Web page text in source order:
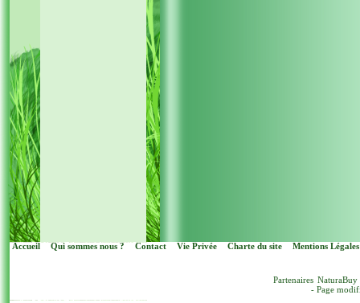
Accueil Qui sommes nous ? Contact Vie Privée Charte du site Mentions Légales
Partenaires NaturaBuy
- Page